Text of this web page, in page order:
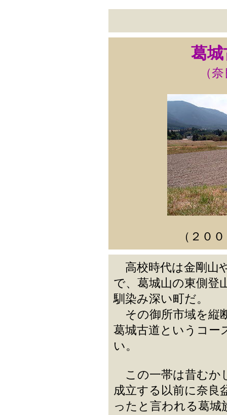
葛
（
（２０
高校時代は金剛山
で、葛城山の東側登
馴染み深い町だ。
その御所市域を縦
葛城古道というコー
い。
この一帯は昔むか
成立する以前に奈良
ったと言われる葛城